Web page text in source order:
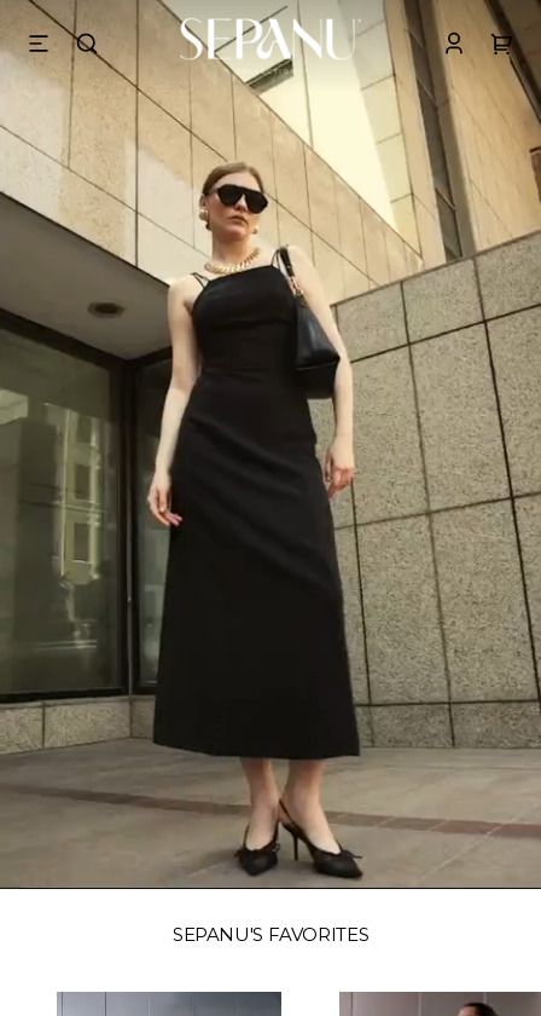
SEPANU'S FAVORITES